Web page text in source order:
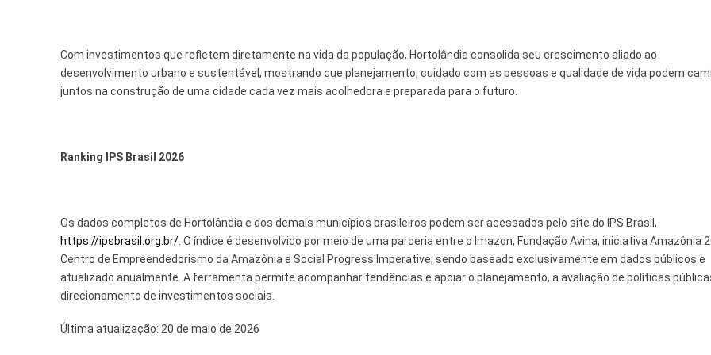
Com investimentos que refletem diretamente na vida da população, Hortolândia consolida seu crescimento aliado ao
desenvolvimento urbano e sustentável, mostrando que planejamento, cuidado com as pessoas e qualidade de vida podem
juntos na construção de uma cidade cada vez mais acolhedora e preparada para o futuro.
Ranking IPS Brasil 2026
Os dados completos de Hortolândia e dos demais municípios brasileiros podem ser acessados pelo site do IPS Brasil,
https://ipsbrasil.org.br/ . O índice é desenvolvido por meio de uma parceria entre o Imazon, Fundação Avina, iniciativa Amazônia
Centro de Empreendedorismo da Amazônia e Social Progress Imperative, sendo baseado exclusivamente em dados públicos e
atualizado anualmente. A ferramenta permite acompanhar tendências e apoiar o planejamento, a avaliação de políticas
direcionamento de investimentos sociais.
Última atualização: 20 de maio de 2026